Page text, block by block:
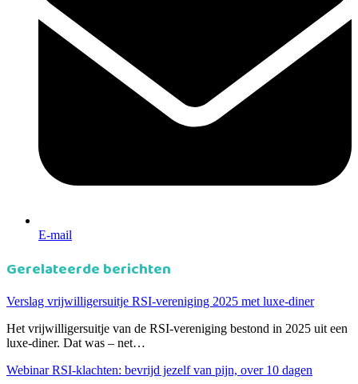
E-mail
Gerelateerde berichten
Verslag vrijwilligersuitje RSI-vereniging 2025 met luxe-diner
Het vrijwilligersuitje van de RSI-vereniging bestond in 2025 uit een
luxe-diner. Dat was – net…
Webinar RSI-klachten: bevrijd jezelf van pijn, over 10 dagen